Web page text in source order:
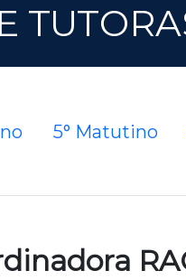
5° Matutino